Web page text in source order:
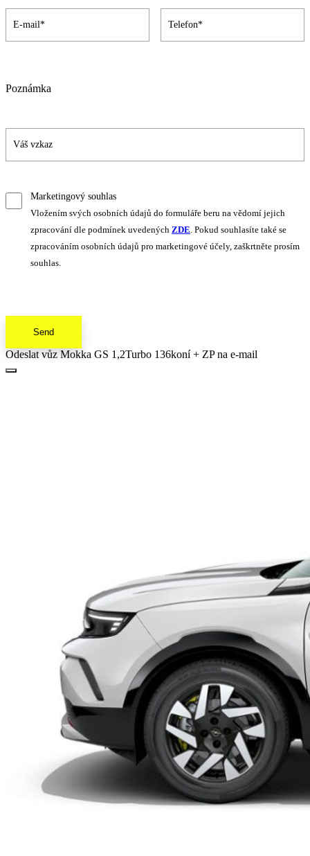
Poznámka
Marketingový souhlas
Vložením svých osobních údajů do formuláře beru na vědomí jejich
zpracování dle podmínek uvedených ZDE. Pokud souhlasíte také se
zpracováním osobních údajů pro marketingové účely, zaškrtněte prosím
souhlas.
Send
Odeslat vůz Mokka GS 1,2Turbo 136koní + ZP na e-mail